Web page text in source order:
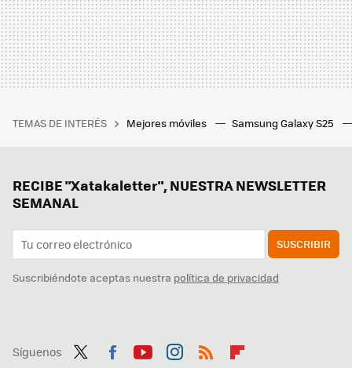
TEMAS DE INTERÉS Mejores móviles Samsung Galaxy S25
RECIBE "Xatakaletter", NUESTRA NEWSLETTER
SEMANAL
SUSCRIBIR
Suscribiéndote aceptas nuestra política de privacidad
Síguenos